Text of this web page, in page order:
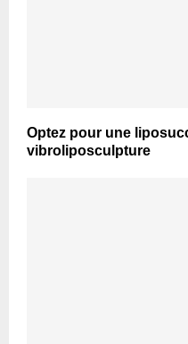
Optez pour une
vibroliposculpture